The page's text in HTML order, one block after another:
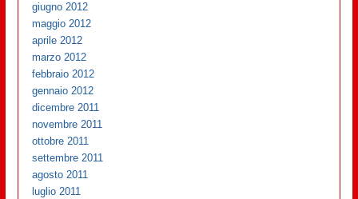
giugno 2012
maggio 2012
aprile 2012
marzo 2012
febbraio 2012
gennaio 2012
dicembre 2011
novembre 2011
ottobre 2011
settembre 2011
agosto 2011
luglio 2011